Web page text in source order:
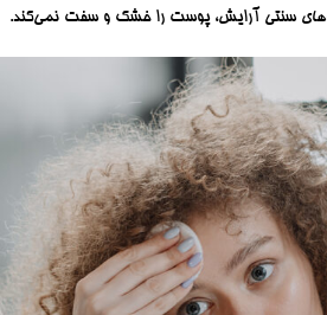
سنتی آرایش، پوست را خشک و سفت نمی‌کند.